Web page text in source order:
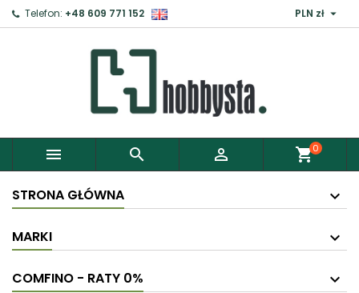
Telefon: +48 609 771 152 PLN zł 
   shopping_cart0
STRONA GŁÓWNA
MARKI
COMFINO - RATY 0%